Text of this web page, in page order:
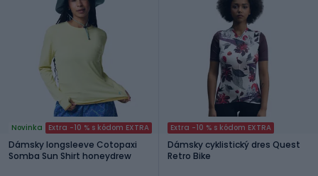
Novinka Extra -10 % s kódom EXTRA
Dámsky longsleeve Cotopaxi
Somba Sun Shirt honeydrew
Extra -10 % s kódom EXTRA
Dámsky cyklistický dres Quest
Retro Bike